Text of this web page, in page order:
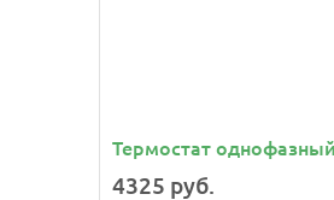
Термостат
4325 руб.